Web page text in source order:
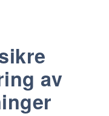
av